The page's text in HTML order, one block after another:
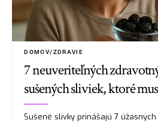
DOMOV/ZDRAVIE
7 neuveriteľných
sušených sliviek, ktoré
Sušené slivky prinášajú 7